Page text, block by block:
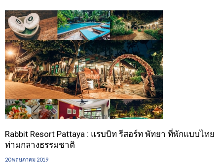
Rabbit Resort Pattaya : แรบบิท รีสอร์ท พัทยา ที่พักแบบไทย
ท่ามกลางธรรมชาติ
20 พฤษภาคม 2019